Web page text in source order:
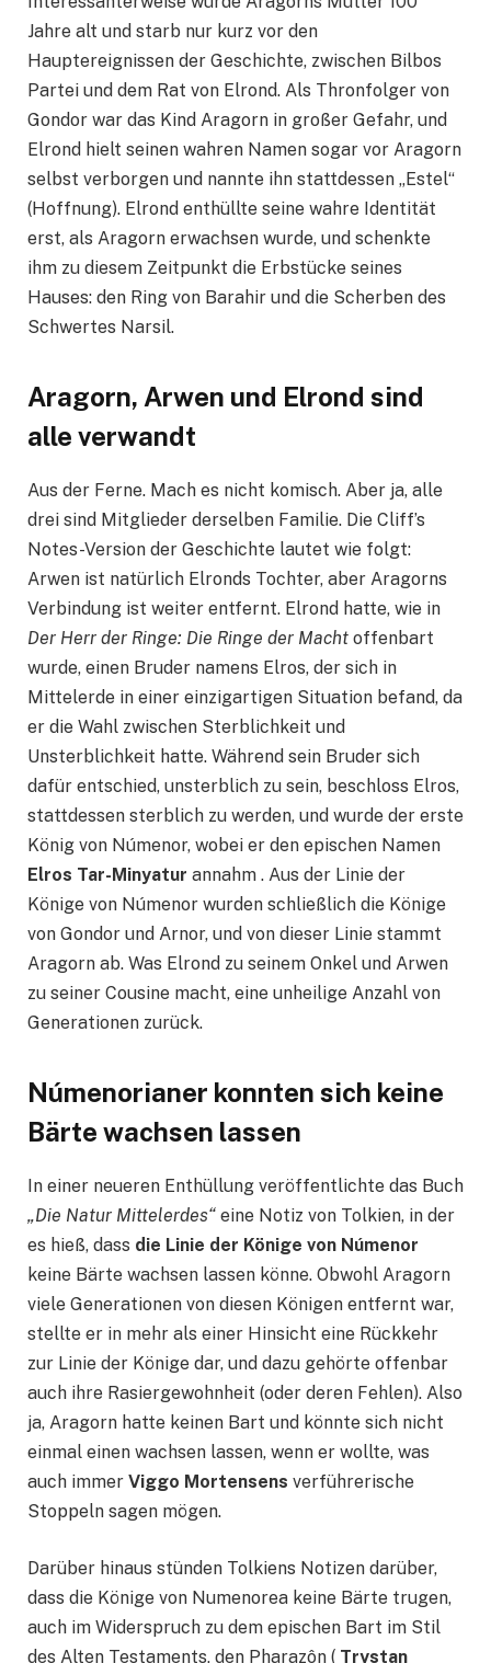
Jahre alt und starb nur kurz vor den
Hauptereignissen der Geschichte, zwischen Bilbos
Partei und dem Rat von Elrond. Als Thronfolger von
Gondor war das Kind Aragorn in großer Gefahr, und
Elrond hielt seinen wahren Namen sogar vor Aragorn
selbst verborgen und nannte ihn stattdessen „Estel“
(Hoffnung). Elrond enthüllte seine wahre Identität
erst, als Aragorn erwachsen wurde, und schenkte
ihm zu diesem Zeitpunkt die Erbstücke seines
Hauses: den Ring von Barahir und die Scherben des
Schwertes Narsil.
Aragorn, Arwen und Elrond sind
alle verwandt
Aus der Ferne. Mach es nicht komisch. Aber ja, alle
drei sind Mitglieder derselben Familie. Die Cliff’s
Notes-Version der Geschichte lautet wie folgt:
Arwen ist natürlich Elronds Tochter, aber Aragorns
Verbindung ist weiter entfernt. Elrond hatte, wie in
Der Herr der Ringe: Die Ringe der Macht offenbart
wurde, einen Bruder namens Elros, der sich in
Mittelerde in einer einzigartigen Situation befand, da
er die Wahl zwischen Sterblichkeit und
Unsterblichkeit hatte. Während sein Bruder sich
dafür entschied, unsterblich zu sein, beschloss Elros,
stattdessen sterblich zu werden, und wurde der erste
König von Númenor, wobei er den epischen Namen
Elros Tar-Minyatur annahm . Aus der Linie der
Könige von Númenor wurden schließlich die Könige
von Gondor und Arnor, und von dieser Linie stammt
Aragorn ab. Was Elrond zu seinem Onkel und Arwen
zu seiner Cousine macht, eine unheilige Anzahl von
Generationen zurück.
Númenorianer konnten sich keine
Bärte wachsen lassen
In einer neueren Enthüllung veröffentlichte das Buch
„Die Natur Mittelerdes“ eine Notiz von Tolkien, in der
es hieß, dass die Linie der Könige von Númenor
keine Bärte wachsen lassen könne. Obwohl Aragorn
viele Generationen von diesen Königen entfernt war,
stellte er in mehr als einer Hinsicht eine Rückkehr
zur Linie der Könige dar, und dazu gehörte offenbar
auch ihre Rasiergewohnheit (oder deren Fehlen). Also
ja, Aragorn hatte keinen Bart und könnte sich nicht
einmal einen wachsen lassen, wenn er wollte, was
auch immer Viggo Mortensens verführerische
Stoppeln sagen mögen.
Darüber hinaus stünden Tolkiens Notizen darüber,
dass die Könige von Numenorea keine Bärte trugen,
auch im Widerspruch zu dem epischen Bart im Stil
des Alten Testaments, den Pharazôn ( Trystan